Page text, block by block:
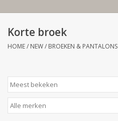
SALE
Merken
Korte broek
HOME/ NEW/ BROEKEN & PANTALONS